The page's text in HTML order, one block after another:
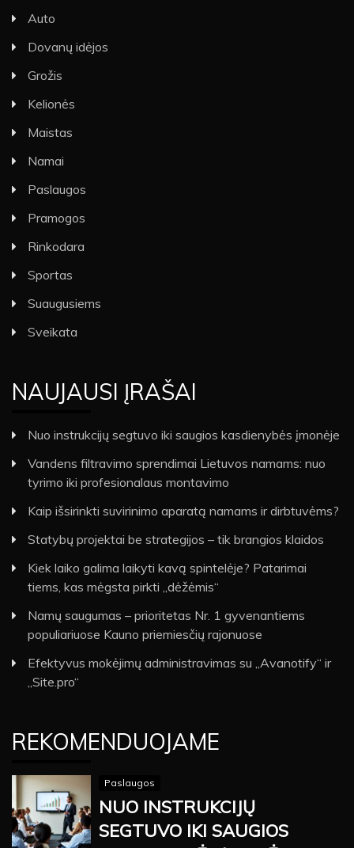
Auto
Dovanų idėjos
Grožis
Kelionės
Maistas
Namai
Paslaugos
Pramogos
Rinkodara
Sportas
Suaugusiems
Sveikata
NAUJAUSI ĮRAŠAI
Nuo instrukcijų segtuvo iki saugios kasdienybės įmonėje
Vandens filtravimo sprendimai Lietuvos namams: nuo
tyrimo iki profesionalaus montavimo
Kaip išsirinkti suvirinimo aparatą namams ir dirbtuvėms?
Statybų projektai be strategijos – tik brangios klaidos
Kiek laiko galima laikyti kavą spintelėje? Patarimai
tiems, kas mėgsta pirkti „dėžėmis“
Namų saugumas – prioritetas Nr. 1 gyvenantiems
populiariuose Kauno priemiesčių rajonuose
Efektyvus mokėjimų administravimas su „Avanotify“ ir
„Site.pro“
REKOMENDUOJAME
Paslaugos
NUO INSTRUKCIJŲ
SEGTUVO IKI SAUGIOS